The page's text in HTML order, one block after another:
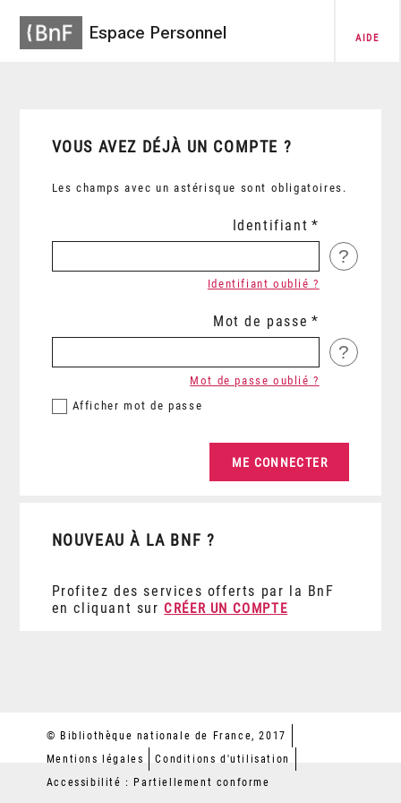
Espace Personnel AIDE
VOUS AVEZ DÉJÀ UN COMPTE ?
Les champs avec un astérisque sont obligatoires.
Identifiant
?
Identifiant oublié ?
Mot de passe
?
Afficher mot de passe
Mot de passe oublié ?
NOUVEAU À LA BNF ?
Profitez des services offerts par la BnF
en cliquant sur CRÉER UN COMPTE
© Bibliothèque nationale de France, 2017
Mentions légales
Conditions d'utilisation
Accessibilité : Partiellement conforme